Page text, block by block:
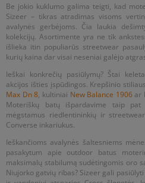
Be jokio kuklumo galima teigti, kad
Sizeer – tikras atradimas visoms
avalynės gerbėjoms. Čia laukia
kolekcijų. Asortimente yra ne tik
išlieka itin populiarūs streetwear
kurių kaina dar visai neseniai galėjo
Ieškai konkrečių pasiūlymų? Štai
akcijos išties įspūdingos. Krepšinio
Max Dn 8, kultiniai New Balance 1906ar
Moteriškų batų išpardavime taip
mėgstamus riedlentininkių ir
Converse inkariukus.
Ieškančioms avalynės šaltesniems
pasakytum apie outdoor batus
maksimalų stabilumą sudėtingomis oro
Niujorko gatvių ribas? Sizeer gali